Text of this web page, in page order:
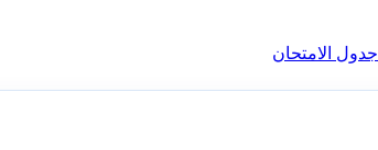
جدول الامتحان